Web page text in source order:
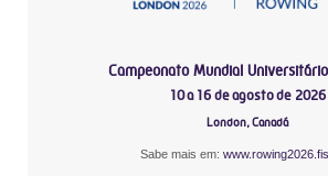
Campeonato Mundial
10 a 16 de agosto de 2026
London, Canadá
Sabe mais em: